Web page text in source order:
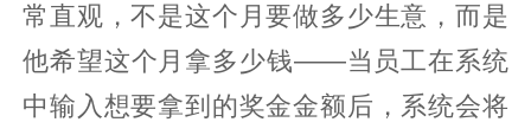
常直观，不是这个月要做多少生意，而是
他希望这个月拿多少钱——当员工在系统
中输入想要拿到的奖金金额后，系统会将